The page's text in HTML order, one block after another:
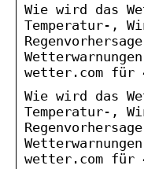
Wie wird das
Temperatur-,
wetter.com für
Wie wird das
Temperatur-,
wetter.com für